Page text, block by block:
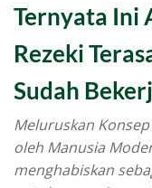
Ternyata Ini
Rezeki
Sudah
Meluruskan
oleh Manusia
menghabiskan